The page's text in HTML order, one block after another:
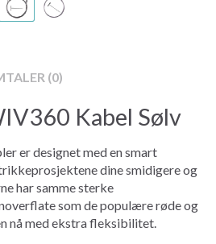
(0)
Kabel Sølv
er designet med en smart
dine smidigere og
har samme sterke
som de populære røde og
nå med ekstra fleksibilitet.